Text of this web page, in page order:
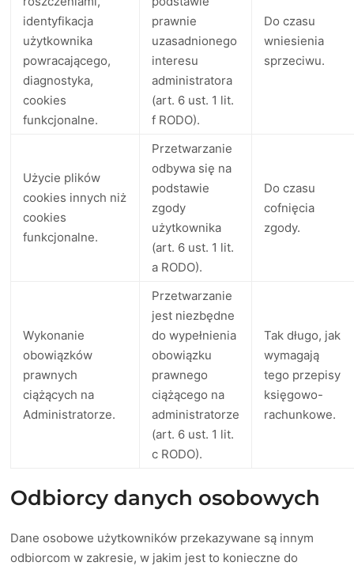
identyfikacja
użytkownika
powracającego,
diagnostyka,
cookies
funkcjonalne.
prawnie
uzasadnionego
interesu
administratora
(art. 6 ust. 1 lit.
f RODO).
Do czasu
wniesienia
sprzeciwu.
Użycie plików
cookies innych niż
cookies
funkcjonalne.
Przetwarzanie
odbywa się na
podstawie
zgody
użytkownika
(art. 6 ust. 1 lit.
a RODO).
Do czasu
cofnięcia
zgody.
Wykonanie
obowiązków
prawnych
ciążących na
Administratorze.
Przetwarzanie
jest niezbędne
do wypełnienia
obowiązku
prawnego
ciążącego na
administratorze
(art. 6 ust. 1 lit.
c RODO).
Tak długo, jak
wymagają
tego przepisy
księgowo-
rachunkowe.
Odbiorcy danych osobowych
Dane osobowe użytkowników przekazywane są innym
odbiorcom w zakresie, w jakim jest to konieczne do